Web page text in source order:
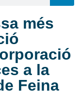
més
a la
Feina